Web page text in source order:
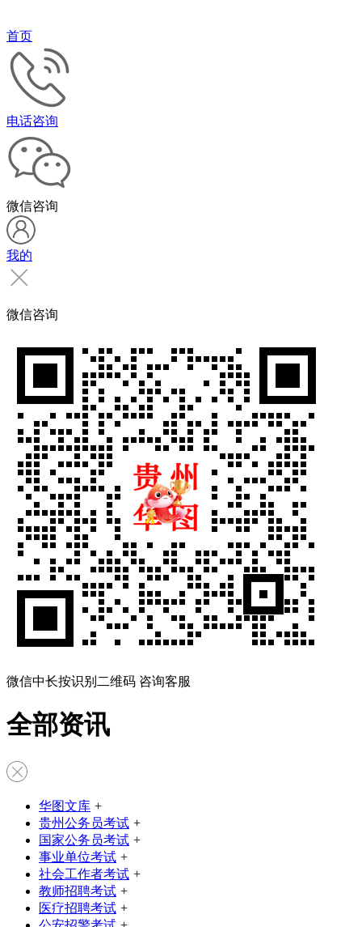
首页
电话咨询
微信咨询
我的
微信咨询
微信中长按识别二维码 咨询客服
全部资讯
华图文库 +
贵州公务员考试 +
国家公务员考试 +
事业单位考试 +
社会工作者考试 +
教师招聘考试 +
医疗招聘考试 +